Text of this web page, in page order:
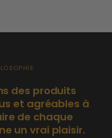
des produits
et agréables à
de chaque
un vrai plaisir.